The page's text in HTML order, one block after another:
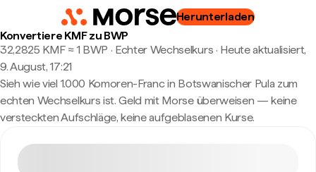
Herunterladen
Konvertiere KMF zu BWP
32,2825 KMF ≈ 1 BWP · Echter Wechselkurs · Heute aktualisiert,
9. August, 17:21
Sieh wie viel 1.000 Komoren-Franc in Botswanischer Pula zum
echten Wechselkurs ist. Geld mit Morse überweisen — keine
versteckten Aufschläge, keine aufgeblasenen Kurse.